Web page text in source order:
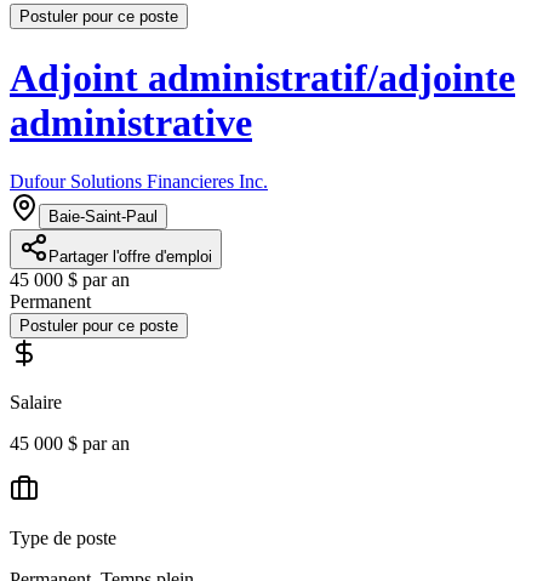
Postuler pour ce poste
Adjoint administratif/adjointe
administrative
Dufour Solutions Financieres Inc.
Baie-Saint-Paul
Partager l'offre d'emploi
45 000 $ par an
Permanent
Postuler pour ce poste
Salaire
45 000 $ par an
Type de poste